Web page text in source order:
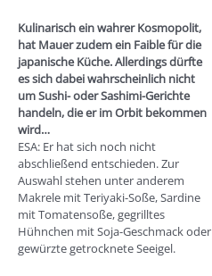
Kulinarisch ein wahrer Kosmopolit,
hat Mauer zudem ein Faible für die
japanische Küche. Allerdings dürfte
es sich dabei wahrscheinlich nicht
um Sushi- oder Sashimi-Gerichte
handeln, die er im Orbit bekommen
wird…
ESA: Er hat sich noch nicht
abschließend entschieden. Zur
Auswahl stehen unter anderem
Makrele mit Teriyaki-Soße, Sardine
mit Tomatensoße, gegrilltes
Hühnchen mit Soja-Geschmack oder
gewürzte getrocknete Seeigel.